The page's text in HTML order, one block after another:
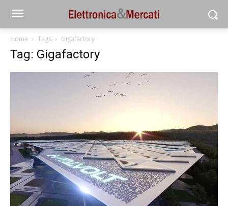
Home Tags Gigafactory
Tag: Gigafactory